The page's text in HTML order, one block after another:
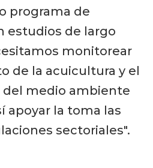
programa de
estudios de largo
monitorear
de la acuicultura y el
medio ambiente
apoyar la toma las
sectoriales".